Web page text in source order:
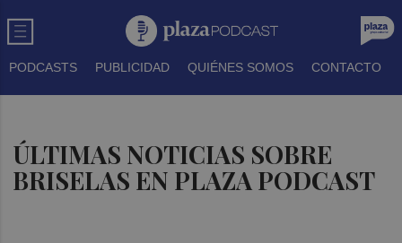
PODCASTS PUBLICIDAD QUIÉNES SOMOS CONTACTO
ÚLTIMAS NOTICIAS SOBRE
BRISELAS EN PLAZA PODCAST